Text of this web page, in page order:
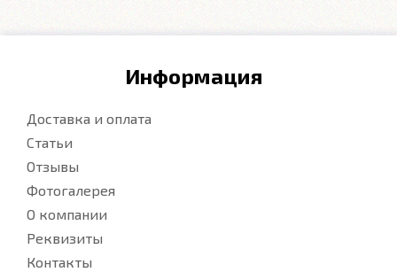
Информация
Доставка и оплата
Статьи
Отзывы
Фотогалерея
О компании
Реквизиты
Контакты